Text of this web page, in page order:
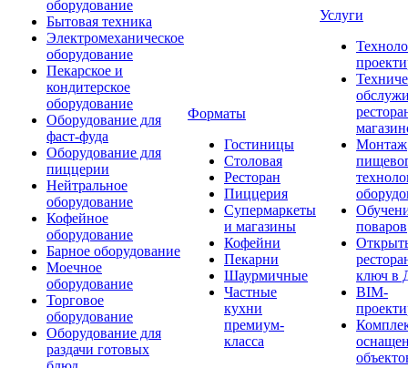
оборудование
Бытовая техника
Электромеханическое
оборудование
Пекарское и
кондитерское
оборудование
Оборудование для
фаст-фуда
Оборудование для
пиццерии
Нейтральное
оборудование
Кофейное
оборудование
Барное оборудование
Моечное
оборудование
Торговое
оборудование
Оборудование для
раздачи готовых
Форматы
Гостиницы
Столовая
Ресторан
Пиццерия
Супермаркеты
и магазины
Кофейни
Пекарни
Шаурмичные
Частные
кухни
премиум-
класса
Услуги
Монтаж
поваров
ключ в
BIM-